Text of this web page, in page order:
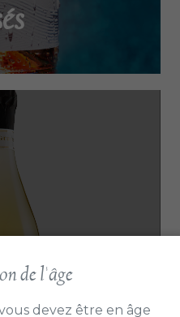
spécialités le rosé
part entière chez
!
de l'âge
devez être en âge